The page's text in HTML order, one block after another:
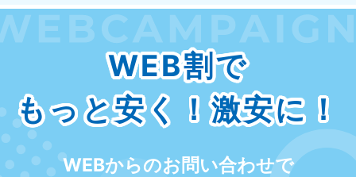
WEB割で
もっと安く！激安に！
WEBからのお問い合わせで